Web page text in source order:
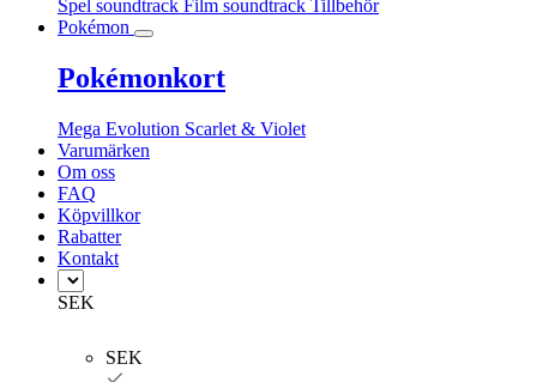
Spel soundtrack Film soundtrack Tillbehör
Pokémon
Pokémonkort
Mega Evolution Scarlet & Violet
Varumärken
Om oss
FAQ
Köpvillkor
Rabatter
Kontakt
SEK
SEK